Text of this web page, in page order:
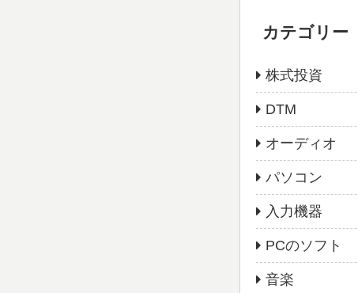
カテゴリー
株式投資
DTM
オーディオ
パソコン
入力機器
PCのソフト
音楽